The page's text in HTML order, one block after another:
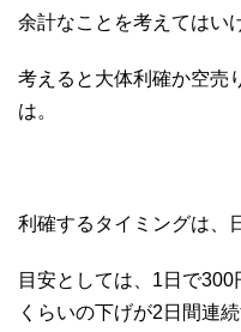
余計なことを考えてはい
考えると大体利確か空売
は。
利確するタイミングは、
目安としては、1日で
くらいの下げが2日間連続